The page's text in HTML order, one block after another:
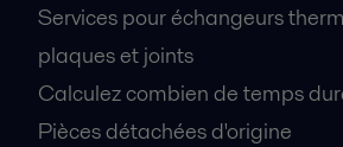
Services pour échangeurs
plaques et joints
Calculez combien de temps
Pièces détachées d'origine